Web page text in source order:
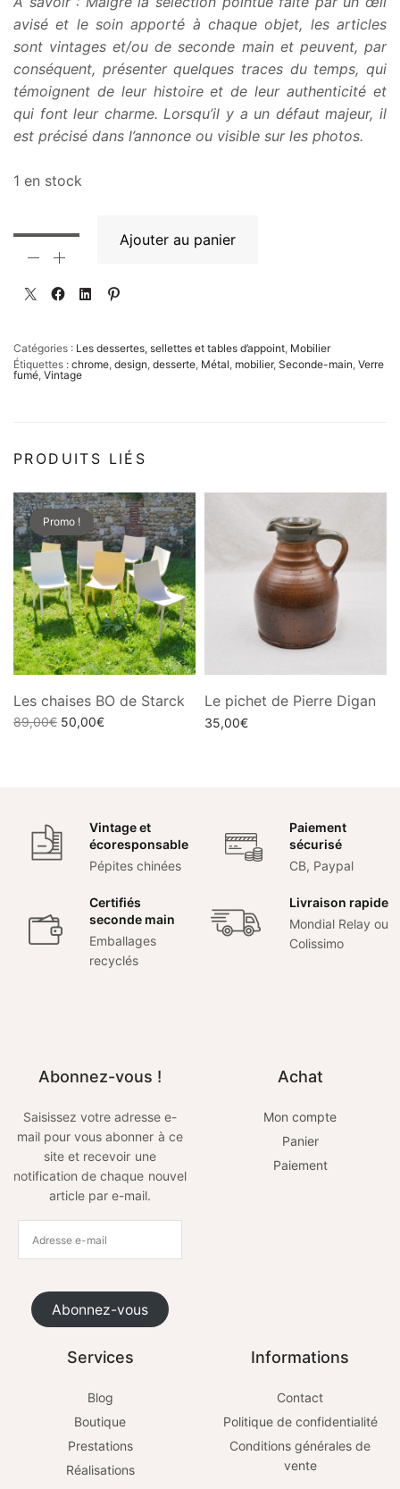
avisé et le soin apporté à chaque objet, les articles
sont vintages et/ou de seconde main et peuvent, par
conséquent, présenter quelques traces du temps, qui
témoignent de leur histoire et de leur authenticité et
qui font leur charme. Lorsqu’il y a un défaut majeur, il
est précisé dans l’annonce ou visible sur les photos.
1 en stock
Ajouter au panier
Catégories : Les dessertes, sellettes et tables d’appoint Mobilier
Étiquettes : chrome design desserte Métal mobilier, Seconde-main Verre
fumé Vintage
PRODUITS LIÉS
Promo !
Les chaises BO de Starck
89,00€ Le prix
50,00€Le prix
Le pichet de Pierre Digan
35,00€
Vintage et
écoresponsable
Pépites chinées
Paiement
sécurisé
CB, Paypal
Certifiés
seconde main
Emballages
recyclés
Livraison rapide
Mondial Relay ou
Colissimo
Abonnez-vous !
Saisissez votre adresse e-
mail pour vous abonner à ce
site et recevoir une
notification de chaque nouvel
article par e-mail.
Abonnez-vous
Achat
Mon compte
Panier
Paiement
Services
Blog
Boutique
Prestations
Réalisations
Informations
Contact
Politique de confidentialité
Conditions générales de
vente